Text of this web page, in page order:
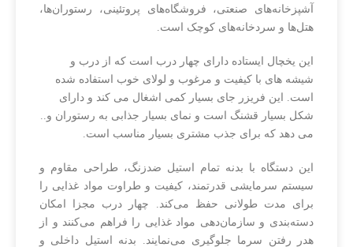
نوار ریلی:با سرعت قابل تنظیم
قطع خودکار در صورت افزایش دما
آشپزخانه‌های صنعتی، فروشگاه‌های پروتئینی، رستوران‌ها،
هتل‌ها و سردخانه‌های کوچک است.
این یخچال ایستاده دارای چهار درب است که از درب و
شیشه های با کیفیت و مرغوب و لولای خوب استفاده شده
است. این فریزر جای بسیار کمی اشغال می کند و دارای
شکل بسیار قشنگ است و نمای بسیار جذابی به رستوران و..
می دهد که برای جذب مشتری بسیار مناسب است.
این دستگاه با بدنه تمام استیل ضدزنگ، طراحی مقاوم و
سیستم سرمایشی قدرتمند، کیفیت و طراوت مواد غذایی را
برای مدت طولانی حفظ می‌کند. چهار درب مجزا امکان
دسته‌بندی و سازمان‌دهی مواد غذایی را فراهم می‌کنند و از
هدر رفتن سرما جلوگیری می‌نمایند. بدنه استیل داخلی و